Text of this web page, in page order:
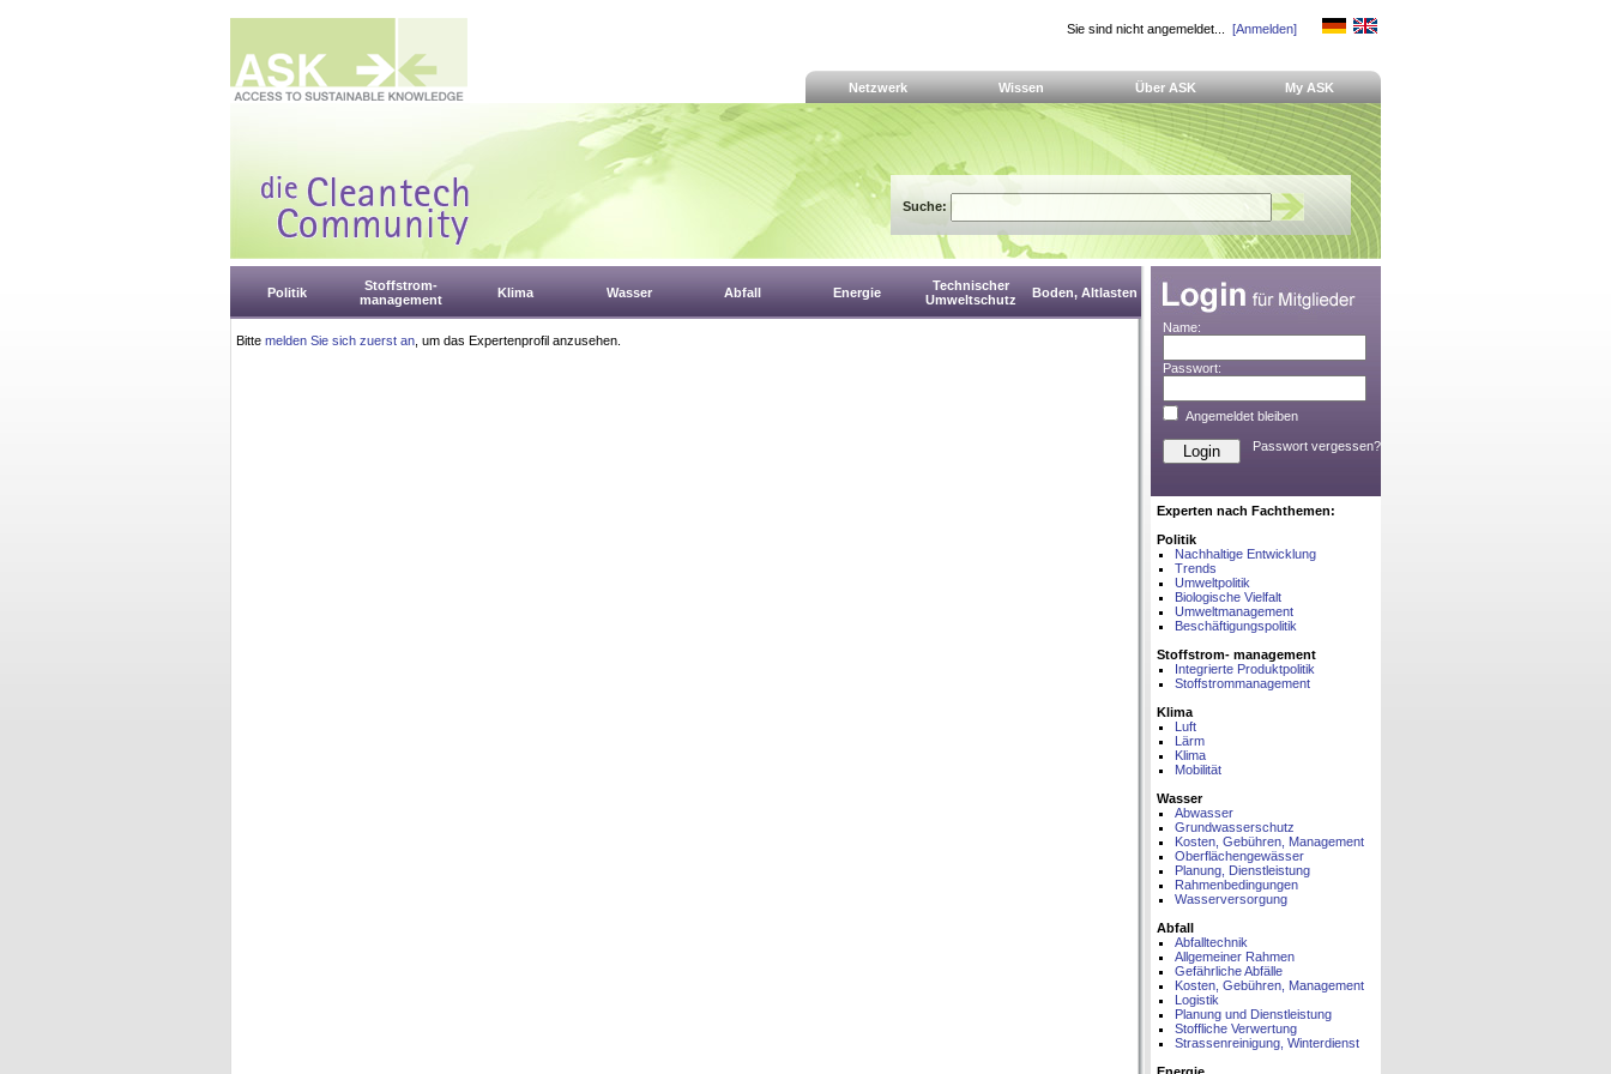
Sie sind nicht angemeldet... [Anmelden]
Netzwerk Wissen Über ASK My ASK
Suche:
Politik
Stoffstrom-
management
Klima Wasser Abfall Energie
Technischer
Umweltschutz
Boden, Altlasten
Bitte melden Sie sich zuerst an , um das Expertenprofil anzusehen.
Name:
Passwort:
Angemeldet bleiben
Passwort vergessen?
Experten nach Fachthemen:
Politik
Nachhaltige Entwicklung
Trends
Umweltpolitik
Biologische Vielfalt
Umweltmanagement
Beschäftigungspolitik
Stoffstrom- management
Integrierte Produktpolitik
Stoffstrommanagement
Klima
Luft
Lärm
Klima
Mobilität
Wasser
Abwasser
Grundwasserschutz
Kosten, Gebühren, Management
Oberflächengewässer
Planung, Dienstleistung
Rahmenbedingungen
Wasserversorgung
Abfall
Abfalltechnik
Allgemeiner Rahmen
Gefährliche Abfälle
Kosten, Gebühren, Management
Logistik
Planung und Dienstleistung
Stoffliche Verwertung
Strassenreinigung, Winterdienst